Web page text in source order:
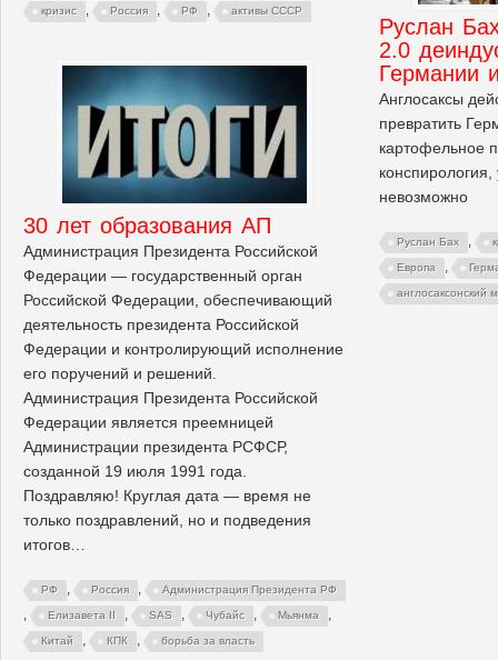
кризис , Россия , РФ , активы СССР
Руслан
2.0
Германии
Англосаксы
превратить
картофельное
конспирология,
невозможно
Руслан Бах ,
Европа ,
англосаксонский
30 лет образования АП
Администрация Президента Российской
Федерации — государственный орган
Российской Федерации, обеспечивающий
деятельность президента Российской
Федерации и контролирующий исполнение
его поручений и решений.
Администрация Президента Российской
Федерации является преемницей
Администрации президента РСФСР,
созданной 19 июля 1991 года.
Поздравляю! Круглая дата — время не
только поздравлений, но и подведения
итогов…
РФ , Россия , Администрация Президента РФ
, Елизавета II , SAS , Чубайс , Мьянма ,
Китай , КПК , борьба за власть